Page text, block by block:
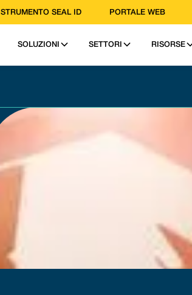
STRUMENTO SEAL ID PORTALE WEB
SOLUZIONI SETTORI RISORSE